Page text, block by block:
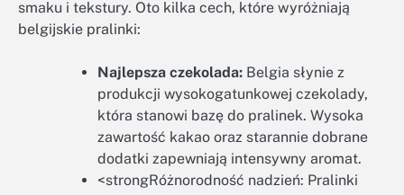
smaku i tekstury. Oto kilka cech, które wyróżniają
belgijskie pralinki:
Najlepsza czekolada: Belgia słynie z
produkcji wysokogatunkowej czekolady,
która stanowi bazę do pralinek. Wysoka
zawartość kakao oraz starannie dobrane
dodatki zapewniają intensywny aromat.
<strongRóżnorodność nadzień: Pralinki